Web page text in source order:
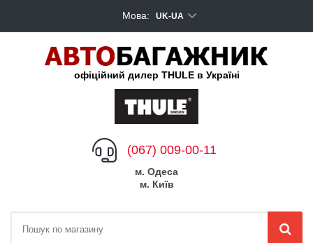
Мова: UK-UA
офіційний дилер THULE в Україні
(067) 009-00-11
м. Одеса
м. Київ